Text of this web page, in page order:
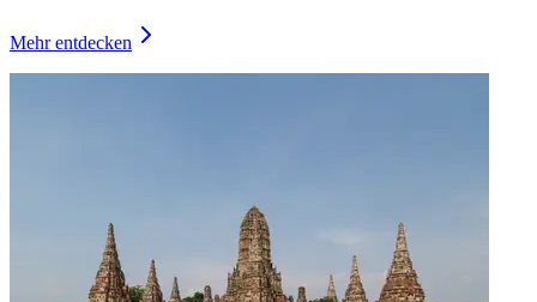
Mehr entdecken